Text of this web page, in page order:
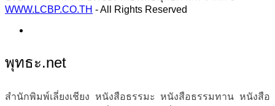
WWW.LCBP.CO.TH - All Rights Reserved
พุทธะ.net
สำนักพิมพ์เลี่ยงเชียง หนังสือธรรมะ หนังสือธรรมทาน หนังสือ